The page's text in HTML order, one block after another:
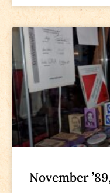
November